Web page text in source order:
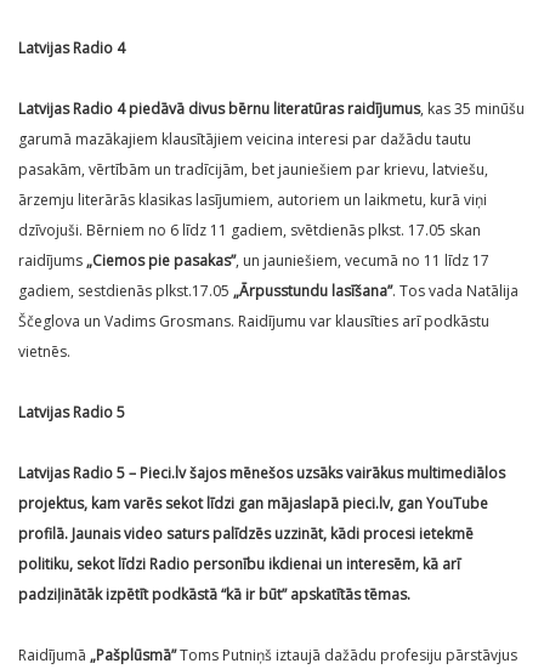
Latvijas Radio 4
Latvijas Radio 4 piedāvā divus bērnu literatūras raidījumus, kas 35 minūšu
garumā mazākajiem klausītājiem veicina interesi par dažādu tautu
pasakām, vērtībām un tradīcijām, bet jauniešiem par krievu, latviešu,
ārzemju literārās klasikas lasījumiem, autoriem un laikmetu, kurā viņi
dzīvojuši. Bērniem no 6 līdz 11 gadiem, svētdienās plkst. 17.05 skan
raidījums„Ciemos pie pasakas”, un jauniešiem, vecumā no 11 līdz 17
gadiem, sestdienās plkst.17.05 „Ārpusstundu lasīšana”. Tos vada Natālija
Ščeglova un Vadims Grosmans. Raidījumu var klausīties arī podkāstu
vietnēs.
Latvijas Radio 5
Latvijas Radio 5 – Pieci.lv šajos mēnešos uzsāks vairākus multimediālos
projektus, kam varēs sekot līdzi gan mājaslapā pieci.lv, gan YouTube
profilā.Jaunais video saturs palīdzēs uzzināt, kādi procesi ietekmē
politiku, sekot līdzi Radio personību ikdienai un interesēm, kā arī
padziļinātāk izpētīt podkāstā “kā ir būt” apskatītās tēmas.
Raidījumā „Pašplūsmā”Toms Putniņš iztaujā dažādu profesiju pārstāvjus